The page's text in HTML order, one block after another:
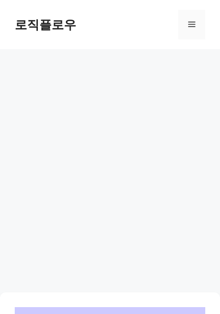
content로직플로우 Menu